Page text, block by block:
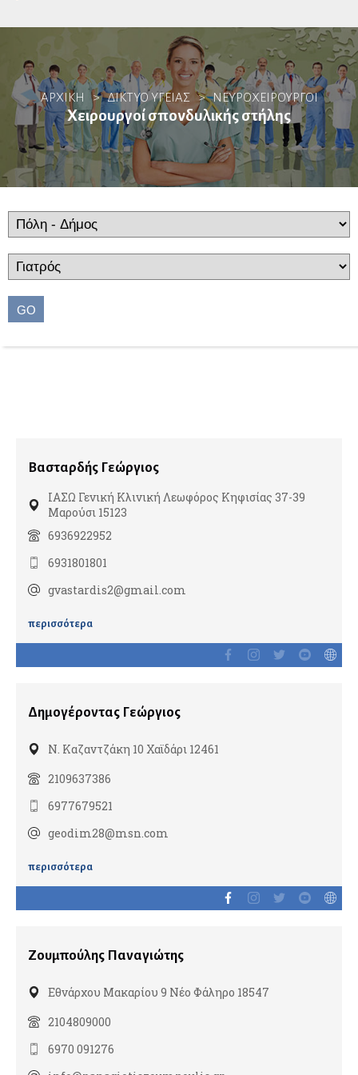
Βιοπαθολόγοι
Γαστρεντερολόγοι
Ενδοσκόποι
Ηπατολόγοι
Ογκολογία Πεπτικού
Γενετιστές
Γυναικολογική Ογκολογία
Εμβρυική Ιατρική
Εξωσωματική Γονιμοποίηση
Λαπαροσκοπική Γυναικολογία
Υπογονιμότητα
Δερματολόγοι
Αισθητική Ιατρική
Παιδοδερματολόγοι
Ιατροί εργασίας
ΑΡΧΙΚΗ > ΔΙΚΤΥΟ ΥΓΕΙΑΣ > ΝΕΥΡΟΧΕΙΡΟΥΡΓΟΊ
Χειρουργοί σπονδυλικής στήλης
GO
Βασταρδής Γεώργιος
ΙΑΣΩ Γενική Κλινική Λεωφόρος Κηφισίας 37-39
Μαρούσι 15123
6936922952
6931801801
gvastardis2@gmail.com
περισσότερα
Δημογέροντας Γεώργιος
Ν. Καζαντζάκη 10 Χαϊδάρι 12461
2109637386
6977679521
geodim28@msn.com
περισσότερα
Ζουμπούλης Παναγιώτης
Εθνάρχου Μακαρίου 9 Νέο Φάληρο 18547
2104809000
6970 091276